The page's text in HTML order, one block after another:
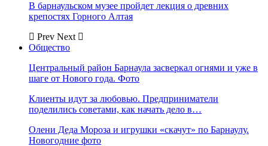
В барнаульском музее пройдет лекция о древних
крепостях Горного Алтая
Prev Next
Общество
Центральный район Барнаула засверкал огнями и уже в
шаге от Нового года. Фото
Клиенты идут за любовью. Предприниматели
поделились советами, как начать дело в…
Олени Деда Мороза и игрушки «скачут» по Барнаулу.
Новогодние фото